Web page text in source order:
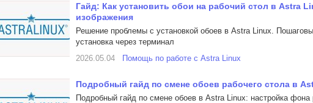
Гайд: Как установить обои на рабочий стол в
изображения
Решение проблемы с установкой обоев в Astra Linux.
установка через терминал
2026.05.04
Помощь по работе с Astra Linux
Подробный гайд по смене обоев рабочего стола в
Подробный гайд по смене обоев в Astra Linux: настройка